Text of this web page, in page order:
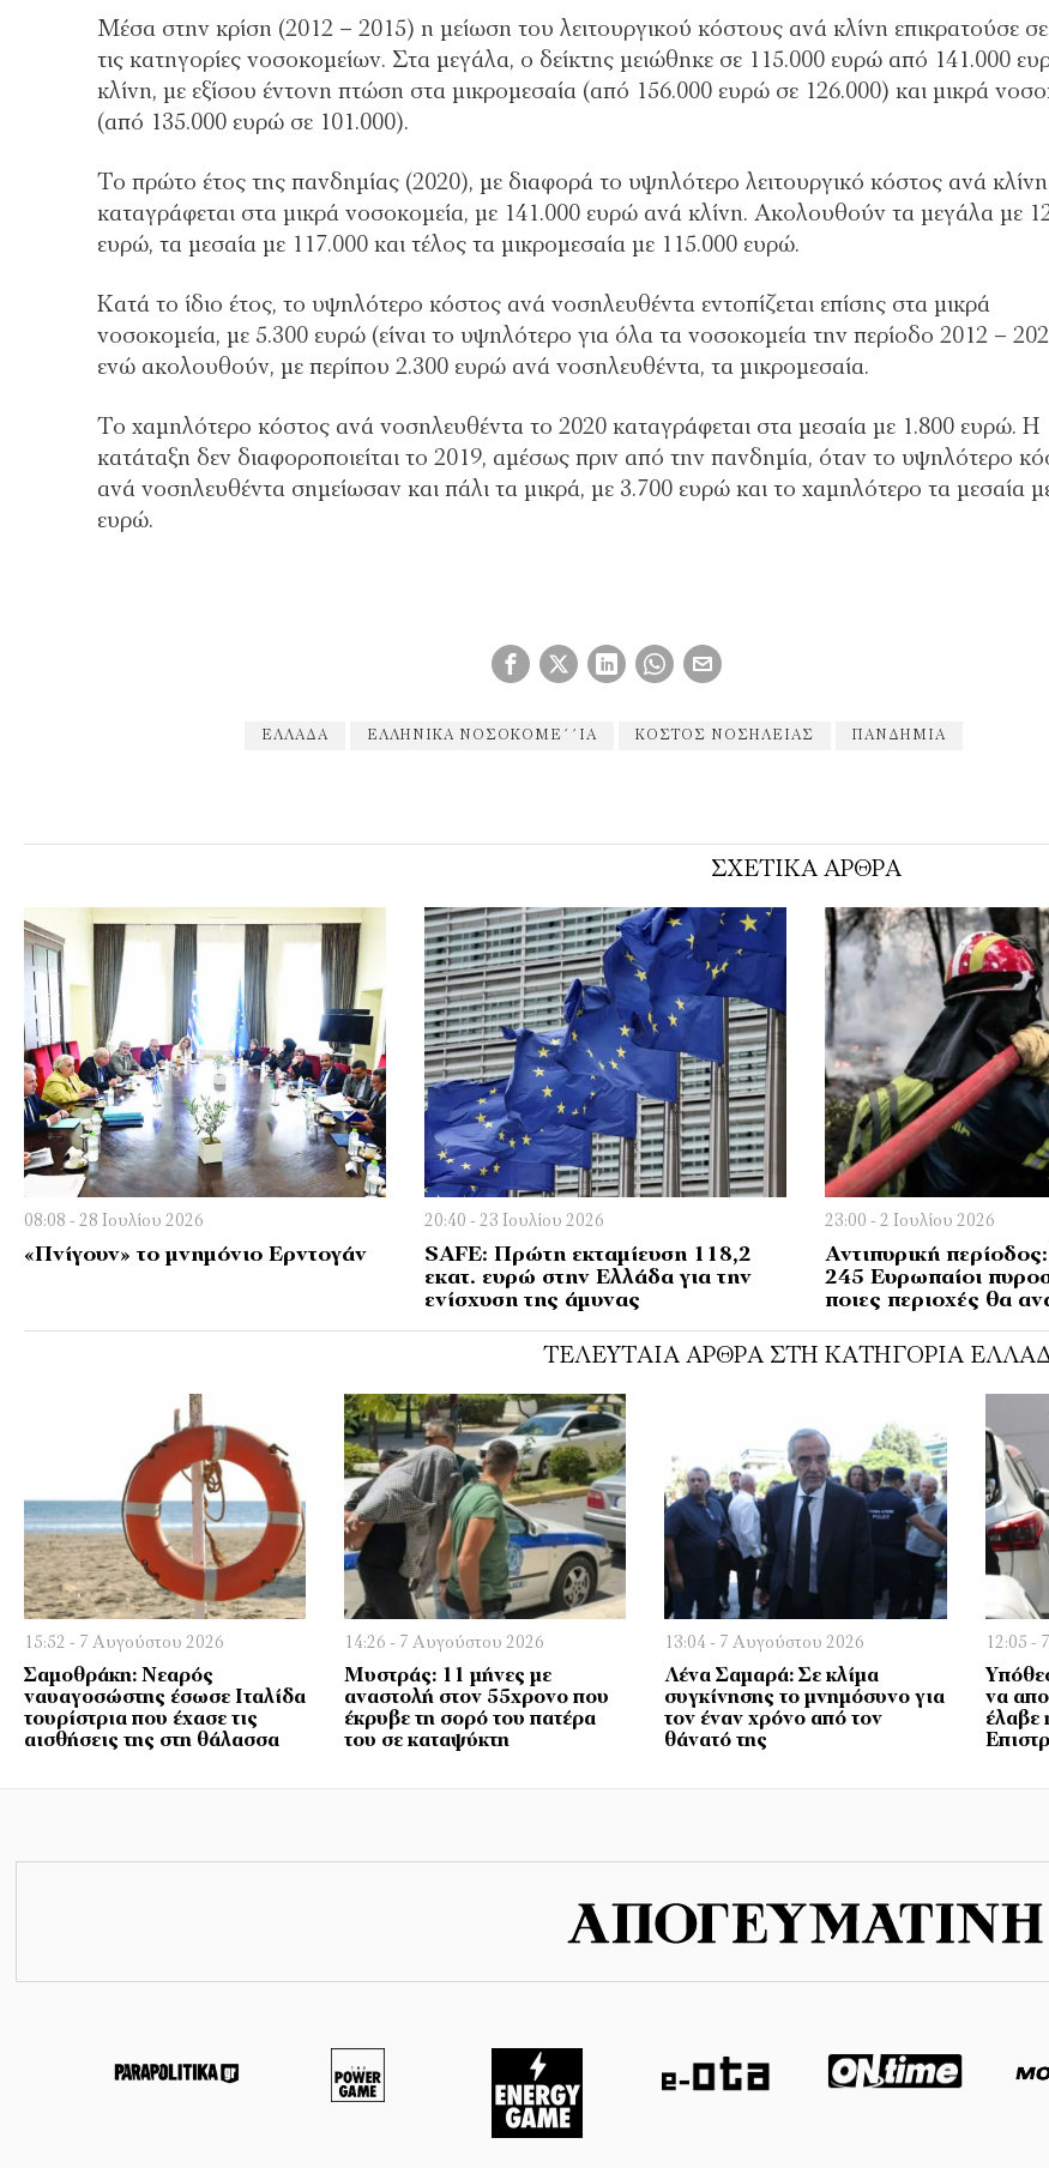
Μέσα στην κρίση (2012 – 2015) η μείωση του λειτουργικού κόστους ανά κλίνη επικρατούσε
τις κατηγορίες νοσοκομείων. Στα μεγάλα, ο δείκτης μειώθηκε σε 115.000 ευρώ από 141.000
κλίνη, με εξίσου έντονη πτώση στα μικρομεσαία (από 156.000 ευρώ σε 126.000) και μικρά
(από 135.000 ευρώ σε 101.000).
Το πρώτο έτος της πανδημίας (2020), με διαφορά το υψηλότερο λειτουργικό κόστος ανά κλίνη
καταγράφεται στα μικρά νοσοκομεία, με 141.000 ευρώ ανά κλίνη. Ακολουθούν τα μεγάλα με
ευρώ, τα μεσαία με 117.000 και τέλος τα μικρομεσαία με 115.000 ευρώ.
Κατά το ίδιο έτος, το υψηλότερο κόστος ανά νοσηλευθέντα εντοπίζεται επίσης στα μικρά
νοσοκομεία, με 5.300 ευρώ (είναι το υψηλότερο για όλα τα νοσοκομεία την περίοδο 2012 –
ενώ ακολουθούν, με περίπου 2.300 ευρώ ανά νοσηλευθέντα, τα μικρομεσαία.
Το χαμηλότερο κόστος ανά νοσηλευθέντα το 2020 καταγράφεται στα μεσαία με 1.800 ευρώ. Η
κατάταξη δεν διαφοροποιείται το 2019, αμέσως πριν από την πανδημία, όταν το υψηλότερο
ανά νοσηλευθέντα σημείωσαν και πάλι τα μικρά, με 3.700 ευρώ και το χαμηλότερο τα μεσαία
ευρώ.
ΕΛΛΆΔΑ ΕΛΛΗΝΙΚΆ ΝΟΣΟΚΟΜΕ΄΄ΙΑ ΚΌΣΤΟΣ ΝΟΣΗΛΕΊΑΣ ΠΑΝΔΗΜΊΑ
ΣΧΕΤΙΚΑ ΑΡΘΡΑ
08:08 - 28 Ιουλίου 2026
«Πνίγουν» το μνημόνιο Ερντογάν
20:40 - 23 Ιουλίου 2026
SAFE: Πρώτη εκταμίευση 118,2
εκατ. ευρώ στην Ελλάδα για την
ενίσχυση της άμυνας
23:00 - 2 Ιουλίου 2026
Αντιπυρική
245 Ευρωπαίοι
ποιες περιοχές θα
ΤΕΛΕΥΤΑΊΑ ΆΡΘΡΑ ΣΤΗ ΚΑΤΗΓΟΡΊΑ
15:52 - 7 Αυγούστου 2026
Σαμοθράκη: Νεαρός
ναυαγοσώστης έσωσε Ιταλίδα
τουρίστρια που έχασε τις
αισθήσεις της στη θάλασσα
14:26 - 7 Αυγούστου 2026
Μυστράς: 11 μήνες με
αναστολή στον 55χρονο που
έκρυβε τη σορό του πατέρα
του σε καταψύκτη
13:04 - 7 Αυγούστου 2026
Λένα Σαμαρά: Σε κλίμα
συγκίνησης το μνημόσυνο για
τον έναν χρόνο από τον
θάνατό της
12:05 -
να
έλαβε